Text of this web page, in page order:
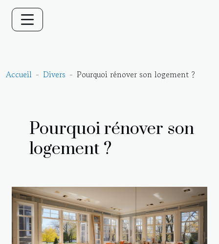
Accueil Divers Pourquoi rénover son logement ?
Pourquoi rénover son
logement ?